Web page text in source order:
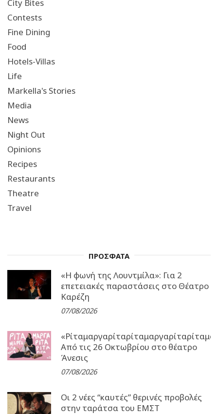
City Bites
Contests
Fine Dining
Food
Hotels-Villas
Life
Markella's Stories
Media
News
Night Out
Opinions
Recipes
Restaurants
Theatre
Travel
ΠΡΟΣΦΑΤΑ
«Η φωνή της Λουντμίλα»: Για 2
επετειακές παραστάσεις στο Θέατρο
Καρέζη
07/08/2026
Από τις 26 Οκτωβρίου στο θέατρο
Άνεσις
07/08/2026
Οι 2 νέες “καυτές” θερινές προβολές
στην ταράτσα του ΕΜΣΤ